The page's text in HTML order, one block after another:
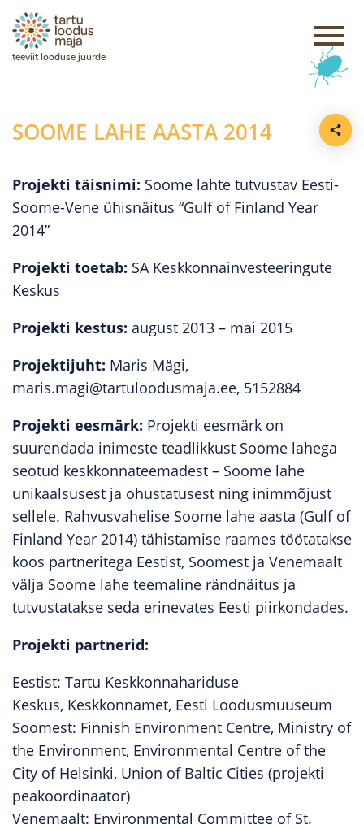
teeviit looduse juurde
SOOME LAHE AASTA 2014
Projekti täisnimi: Soome lahte tutvustav Eesti-
Soome-Vene ühisnäitus “Gulf of Finland Year
2014”
Projekti toetab: SA Keskkonnainvesteeringute
Keskus
Projekti kestus: august 2013 – mai 2015
Projektijuht: Maris Mägi,
maris.magi@tartuloodusmaja.ee, 5152884
Projekti eesmärk: Projekti eesmärk on
suurendada inimeste teadlikkust Soome lahega
seotud keskkonnateemadest – Soome lahe
unikaalsusest ja ohustatusest ning inimmõjust
sellele. Rahvusvahelise Soome lahe aasta (Gulf of
Finland Year 2014) tähistamise raames töötatakse
koos partneritega Eestist, Soomest ja Venemaalt
välja Soome lahe teemaline rändnäitus ja
tutvustatakse seda erinevates Eesti piirkondades.
Projekti partnerid:
Eestist: Tartu Keskkonnahariduse
Keskus, Keskkonnamet, Eesti Loodusmuuseum
Soomest: Finnish Environment Centre, Ministry of
the Environment, Environmental Centre of the
City of Helsinki, Union of Baltic Cities (projekti
peakoordinaator)
Venemaalt: Environmental Committee of St.